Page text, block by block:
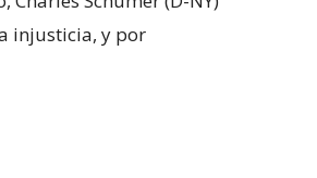
injusticia, y por